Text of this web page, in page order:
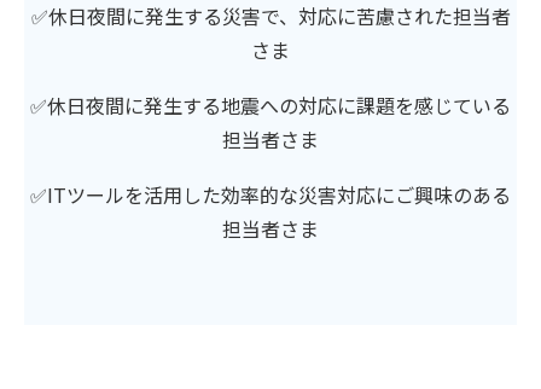
✅休日夜間に発生する災害で、対応に苦慮された担当者
さま
✅休日夜間に発生する地震への対応に課題を感じている
担当者さま
✅ITツールを活用した効率的な災害対応にご興味のある
担当者さま